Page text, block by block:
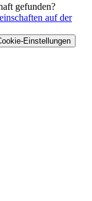
gefunden?
auf der
Einstellungen